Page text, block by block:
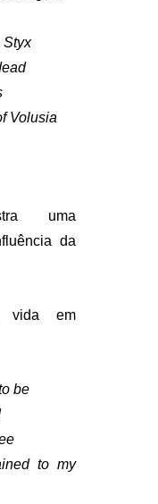
Styx
Volusia
uma
da
vida em
be
to my